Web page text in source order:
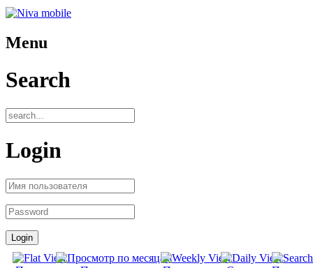
Menu
Search
Login